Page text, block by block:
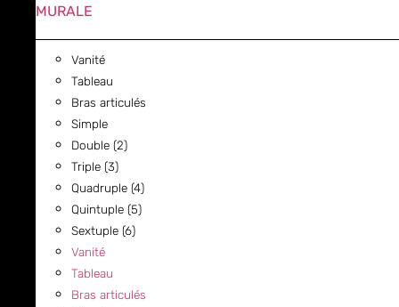
MURALE
Vanité
Tableau
Bras articulés
Simple
Double (2)
Triple (3)
Quadruple (4)
Quintuple (5)
Sextuple (6)
Vanité
Tableau
Bras articulés